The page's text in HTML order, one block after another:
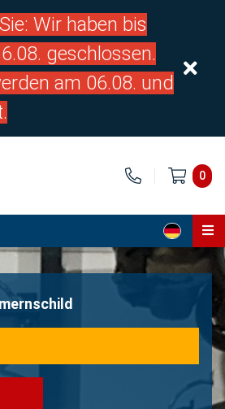
Wir haben bis
geschlossen.
am 06.08. und
0
Home
Über uns
Kontakt
Volvo Verkaufen?